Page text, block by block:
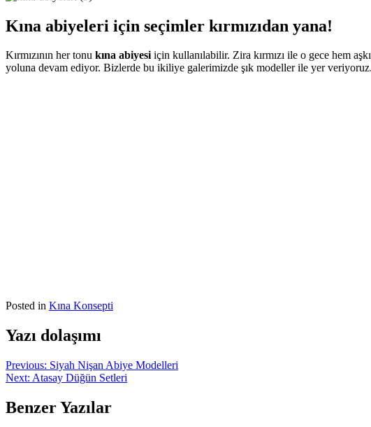
Kına abiyeleri için seçimler kırmızıdan yana!
Kırmızının her tonu kına abiyesiiçin kullanılabilir. Zira kırmızı ile o gece hem
yoluna devam ediyor. Bizlerde bu ikiliye galerimizde şık modeller ile yer veriyoruz.
Posted in Kına Konsepti
Yazı dolaşımı
Previous: Siyah Nişan Abiye Modelleri
Next: Atasay Düğün Setleri
Benzer Yazılar